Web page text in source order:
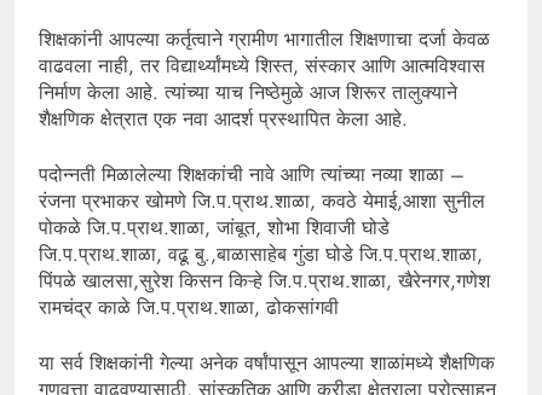
शिक्षकांनी आपल्या कर्तृत्वाने ग्रामीण भागातील शिक्षणाचा दर्जा केवळ
वाढवला नाही, तर विद्यार्थ्यांमध्ये शिस्त, संस्कार आणि आत्मविश्वास
निर्माण केला आहे. त्यांच्या याच निष्ठेमुळे आज शिरूर तालुक्याने
शैक्षणिक क्षेत्रात एक नवा आदर्श प्रस्थापित केला आहे.
पदोन्नती मिळालेल्या शिक्षकांची नावे आणि त्यांच्या नव्या शाळा –
रंजना प्रभाकर खोमणे जि.प.प्राथ.शाळा, कवठे येमाई,आशा सुनील
पोकळे जि.प.प्राथ.शाळा, जांबूत, शोभा शिवाजी घोडे
जि.प.प्राथ.शाळा, वढू बु.,बाळासाहेब गुंडा घोडे जि.प.प्राथ.शाळा,
पिंपळे खालसा,सुरेश किसन किऱ्हे जि.प.प्राथ.शाळा, खैरेनगर,गणेश
रामचंद्र काळे जि.प.प्राथ.शाळा, ढोकसांगवी
या सर्व शिक्षकांनी गेल्या अनेक वर्षांपासून आपल्या शाळांमध्ये शैक्षणिक